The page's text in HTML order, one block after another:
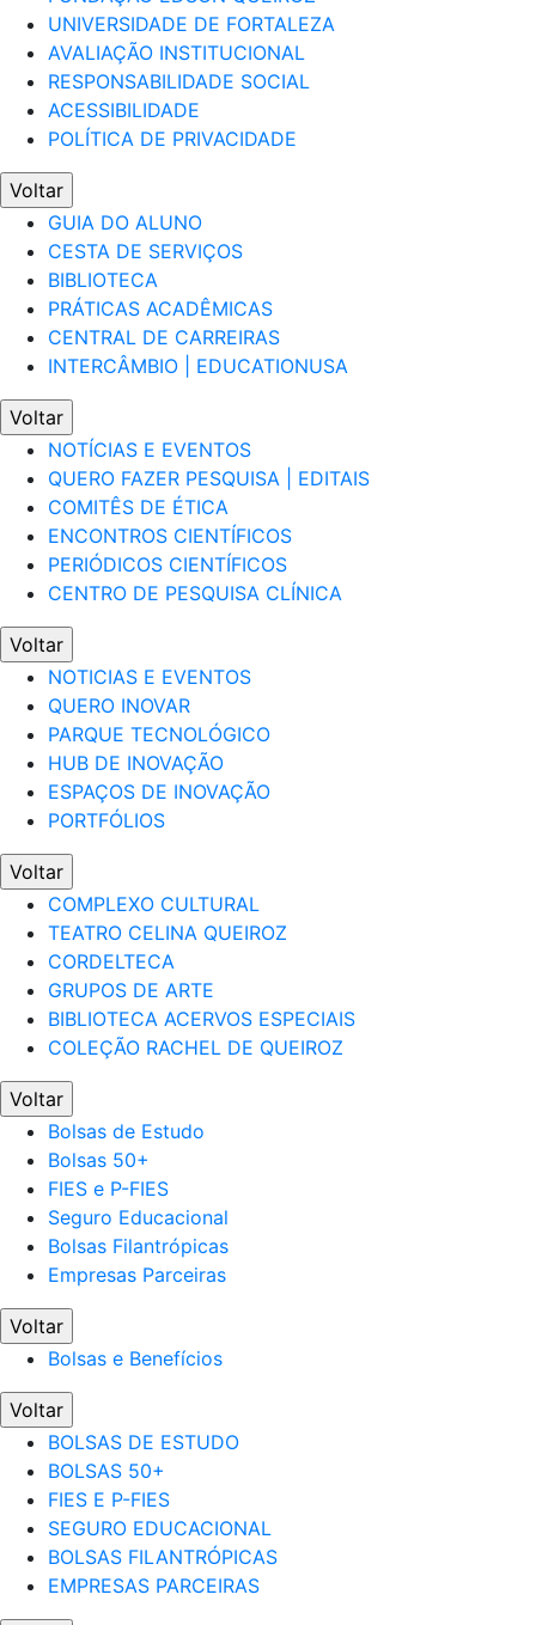
UNIVERSIDADE DE FORTALEZA
AVALIAÇÃO INSTITUCIONAL
RESPONSABILIDADE SOCIAL
ACESSIBILIDADE
POLÍTICA DE PRIVACIDADE
Voltar
GUIA DO ALUNO
CESTA DE SERVIÇOS
BIBLIOTECA
PRÁTICAS ACADÊMICAS
CENTRAL DE CARREIRAS
INTERCÂMBIO | EDUCATIONUSA
Voltar
NOTÍCIAS E EVENTOS
QUERO FAZER PESQUISA | EDITAIS
COMITÊS DE ÉTICA
ENCONTROS CIENTÍFICOS
PERIÓDICOS CIENTÍFICOS
CENTRO DE PESQUISA CLÍNICA
Voltar
NOTICIAS E EVENTOS
QUERO INOVAR
PARQUE TECNOLÓGICO
HUB DE INOVAÇÃO
ESPAÇOS DE INOVAÇÃO
PORTFÓLIOS
Voltar
COMPLEXO CULTURAL
TEATRO CELINA QUEIROZ
CORDELTECA
GRUPOS DE ARTE
BIBLIOTECA ACERVOS ESPECIAIS
COLEÇÃO RACHEL DE QUEIROZ
Voltar
Bolsas de Estudo
Bolsas 50+
FIES e P-FIES
Seguro Educacional
Bolsas Filantrópicas
Empresas Parceiras
Voltar
Bolsas e Benefícios
Voltar
BOLSAS DE ESTUDO
BOLSAS 50+
FIES E P-FIES
SEGURO EDUCACIONAL
BOLSAS FILANTRÓPICAS
EMPRESAS PARCEIRAS